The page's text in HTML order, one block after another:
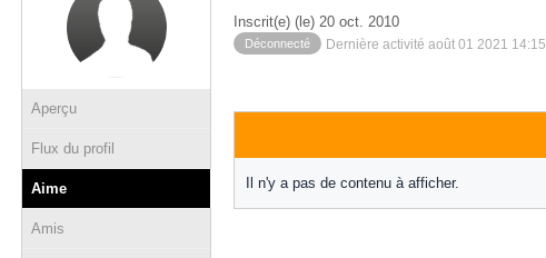
Aperçu
Flux du profil
Aime
Amis
Inscrit(e) (le) 20 oct. 2010
Déconnecté Dernière activité août 01 2021 14:15
Il n'y a pas de contenu à afficher.